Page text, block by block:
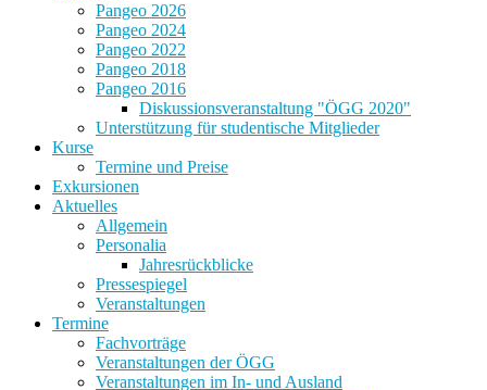
Pangeo 2026
Pangeo 2024
Pangeo 2022
Pangeo 2018
Pangeo 2016
Diskussionsveranstaltung "ÖGG 2020"
Unterstützung für studentische Mitglieder
Kurse
Termine und Preise
Exkursionen
Aktuelles
Allgemein
Personalia
Jahresrückblicke
Pressespiegel
Veranstaltungen
Termine
Fachvorträge
Veranstaltungen der ÖGG
Veranstaltungen im In- und Ausland